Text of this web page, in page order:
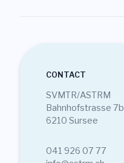
CONTACT
SVMTR/ASTRM
Bahnhofstrasse 7b
6210 Sursee
041 926 07 77